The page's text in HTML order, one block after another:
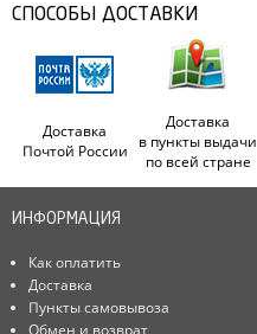
СПОСОБЫ ДОСТАВКИ
Доставка
Почтой России
Доставка
в пункты выдачи
по всей стране
ИНФОРМАЦИЯ
Как оплатить
Доставка
Пункты самовывоза
Обмен и возврат